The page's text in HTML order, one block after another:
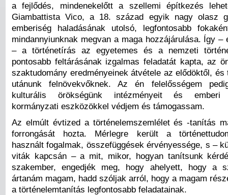
a fejlődés, mindenekelőtt a szellemi építkezés
Giambattista Vico, a 18. század egyik nagy olasz
emberiség haladásának utolsó, legfontosabb
mindannyiunknak megvan a maga hozzájárulása. Így –
– a történetírás az egyetemes és a nemzeti
pontosabb feltárásának izgalmas feladatát kapta, az
szaktudomány eredményeinek átvétele az elődöktől, és
utánunk felnövekvőknek. Az én felelősségem
kulturális örökségünk intézményeit és emberi
kormányzati eszközökkel védjem és támogassam.
Az elmúlt évtized a történelemszemlélet és -tanítás
forrongását hozta. Mérlegre került a
használt fogalmak, összefüggések érvényessége, s –
viták kapcsán – a mit, mikor, hogyan tanítsunk
szakember, engedjék meg, hogy ahelyett, hogy a
ártanám magam, hadd szóljak arról, hogy a magam
a történelemtanítás legfontosabb feladatainak.